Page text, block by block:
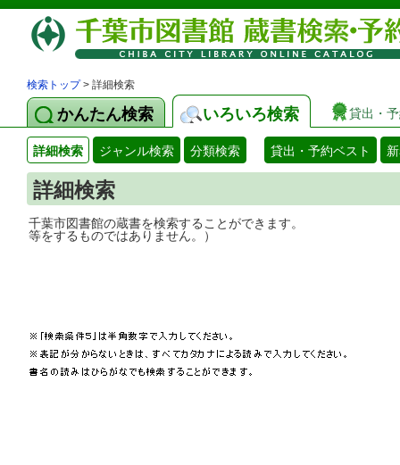
検索トップ> 詳細検索
かんたん検索 いろいろ検索 貸出・
詳細検索 ジャンル検索 分類検索 貸出・予約ベスト
詳細検索
千葉市図書館の蔵書を検索することがで
等をするものではありません。）